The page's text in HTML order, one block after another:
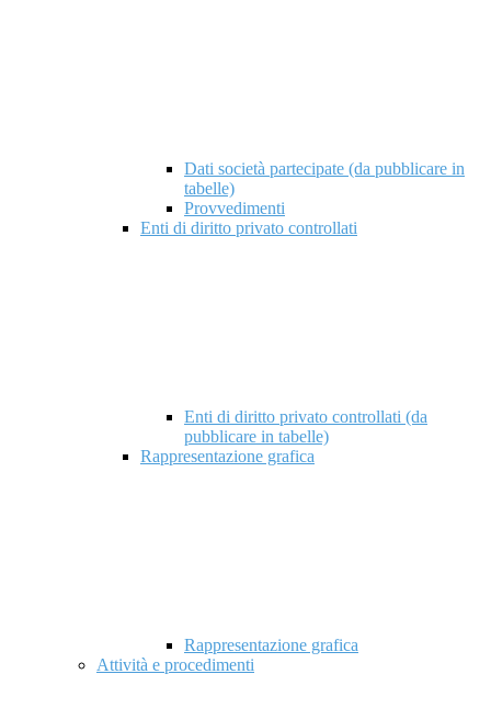
Dati società partecipate (da pubblicare in
tabelle)
Provvedimenti
Enti di diritto privato controllati
Enti di diritto privato controllati (da
pubblicare in tabelle)
Rappresentazione grafica
Rappresentazione grafica
Attività e procedimenti